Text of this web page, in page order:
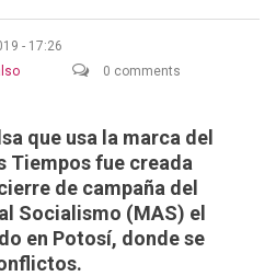
- 17:26
0 comments
que usa la marca del
Tiempos fue creada
de campaña del
Socialismo (MAS) el
en Potosí, donde se